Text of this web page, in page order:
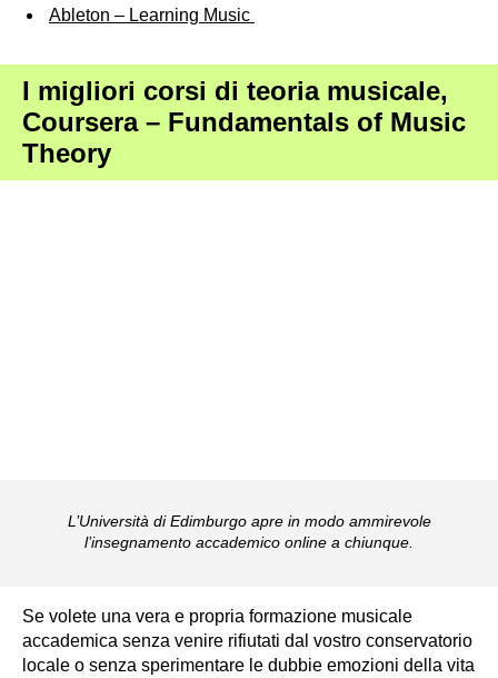
Ableton – Learning Music
I migliori corsi di teoria musicale,
Coursera – Fundamentals of Music
Theory
L’Università di Edimburgo apre in modo ammirevole
l’insegnamento accademico online a chiunque.
Se volete una vera e propria formazione musicale
accademica senza venire rifiutati dal vostro conservatorio
locale o senza sperimentare le dubbie emozioni della vita